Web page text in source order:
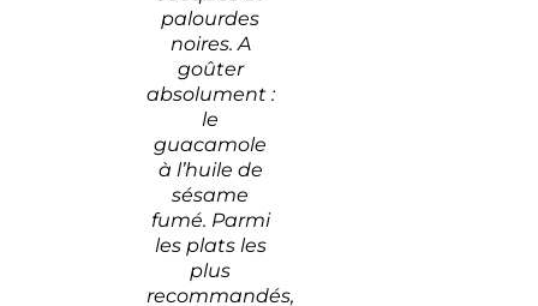
palourdes
noires. A
goûter
absolument :
le
guacamole
à l’huile de
sésame
fumé. Parmi
les plats les
plus
recommandés,